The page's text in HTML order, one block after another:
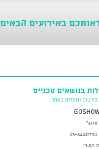
באירועים הבאים
בנושאים טכניים
ותקלות באתר
*6119
03-6440730
קשר: